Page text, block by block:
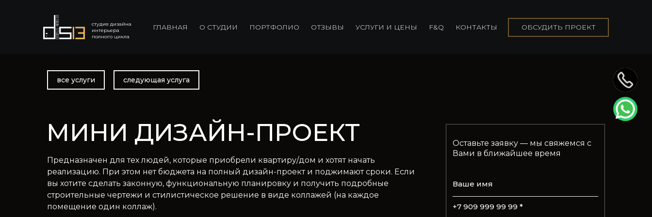
студия дизайна
интерьера
полного цикла
ГЛАВНАЯ О СТУДИИ ПОРТФОЛИО ОТЗЫВЫ УСЛУГИ И ЦЕНЫ F&Q КОНТАКТЫ ОБСУДИТЬ ПРОЕКТ
Ваше имя
+7 909 999 99 99 *
Оставьте заявку — мы свяжемся с
Вами в ближайшее время
следующая услуга
все услуги
Предназначен для тех людей, которые приобрели квартиру/дом и хотят начать
реализацию. При этом нет бюджета на полный дизайн-проект и поджимают сроки. Если
вы хотите сделать законную, функциональную планировку и получить подробные
строительные чертежи и стилистическое решение в виде коллажей (на каждое
помещение один коллаж).
МИНИ ДИЗАЙН-ПРОЕКТ